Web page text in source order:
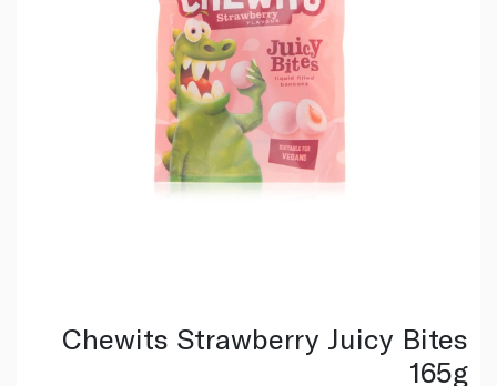
Chewits Strawberry Juicy Bites
165g